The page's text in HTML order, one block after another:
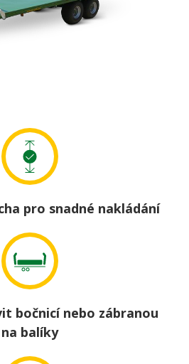
pro snadné nakládání
bočnicí nebo zábranou
na balíky